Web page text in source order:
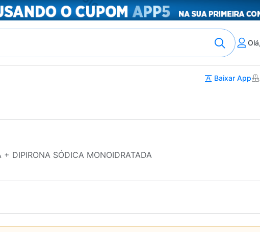
Baixar App
DIPIRONA SÓDICA MONOIDRATADA